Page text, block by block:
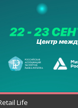
Life